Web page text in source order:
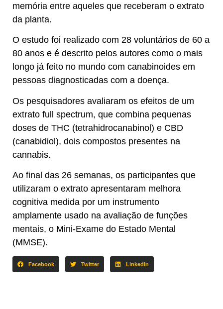
memória entre aqueles que receberam o extrato
da planta.
O estudo foi realizado com 28 voluntários de 60 a
80 anos e é descrito pelos autores como o mais
longo já feito no mundo com canabinoides em
pessoas diagnosticadas com a doença.
Os pesquisadores avaliaram os efeitos de um
extrato full spectrum, que combina pequenas
doses de THC (tetrahidrocanabinol) e CBD
(canabidiol), dois compostos presentes na
cannabis.
Ao final das 26 semanas, os participantes que
utilizaram o extrato apresentaram melhora
cognitiva medida por um instrumento
amplamente usado na avaliação de funções
mentais, o Mini-Exame do Estado Mental
(MMSE).
Facebook Twitter LinkedIn